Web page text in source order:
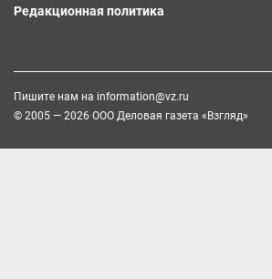
Редакционная политика
Пишите нам на information@vz.ru
© 2005 — 2026 ООО Деловая газета «Взгляд»